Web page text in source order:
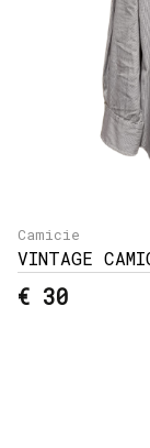
Camicie
VINTAGE
€ 30